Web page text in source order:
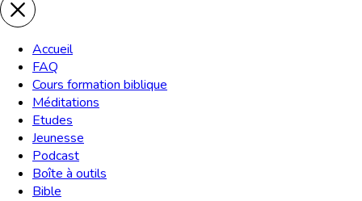
Accueil
FAQ
Cours formation biblique
Méditations
Etudes
Jeunesse
Podcast
Boîte à outils
Bible